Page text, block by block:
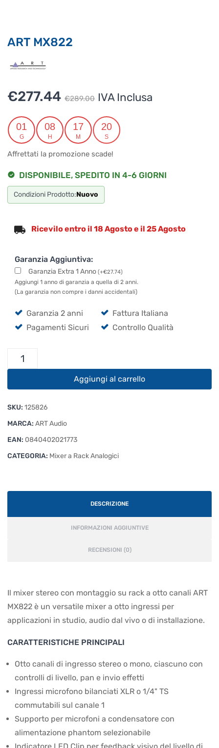
ART MX822
€289.00 Il
prezzo
originale
era:
€289.00.
€277.44
Il
prezzo
attuale
è:
€277.44.
IVA Inclusa
01
G
08
H
17
M
19
S
Affrettati la promozione scade!
DISPONIBILE, SPEDITO IN 4-6 GIORNI
Condizioni Prodotto:Nuovo
Ricevilo entro il 18 Agosto e il 25 Agosto
Garanzia Aggiuntiva:
Garanzia Extra 1 Anno (+€27.74)
Aggiungi 1 anno di garanzia a quella di 2 anni.
(La garanzia non compre i danni accidentali)
Garanzia 2 anni
Fattura Italiana
Pagamenti Sicuri
Controllo Qualità
Aggiungi al carrello
SKU: 125826
MARCA: ART Audio
EAN: 0840402021773
CATEGORIA: Mixer a Rack Analogici
DESCRIZIONE
INFORMAZIONI AGGIUNTIVE
RECENSIONI (0)
Il mixer stereo con montaggio su rack a otto canali ART
MX822 è un versatile mixer a otto ingressi per
applicazioni in studio, audio dal vivo o di installazione.
CARATTERISTICHE PRINCIPALI
Otto canali di ingresso stereo o mono, ciascuno con
controlli di livello, pan e invio effetti
Ingressi microfono bilanciati XLR o 1/4" TS
commutabili sul canale 1
Supporto per microfoni a condensatore con
alimentazione phantom selezionabile
Indicatore LED Clip per feedback visivo del livello di
prodotti.
Per ottenere dettagli su un determinato prodotto
assicurati di indicarne il nome completo